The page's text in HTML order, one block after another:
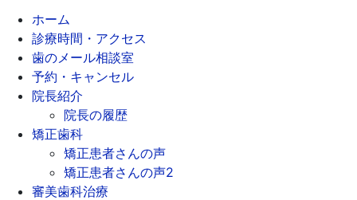
ホーム
診療時間・アクセス
歯のメール相談室
予約・キャンセル
院長紹介
院長の履歴
矯正歯科
矯正患者さんの声
矯正患者さんの声2
審美歯科治療